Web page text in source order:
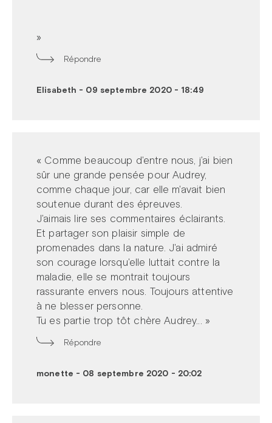
»
Répondre
Elisabeth - 09 septembre 2020 - 18:49
« Comme beaucoup d'entre nous, j'ai bien
sûr une grande pensée pour Audrey,
comme chaque jour, car elle m'avait bien
soutenue durant des épreuves.
J'aimais lire ses commentaires éclairants.
Et partager son plaisir simple de
promenades dans la nature. J'ai admiré
son courage lorsqu'elle luttait contre la
maladie, elle se montrait toujours
rassurante envers nous. Toujours attentive
à ne blesser personne.
Tu es partie trop tôt chère Audrey... »
Répondre
monette - 08 septembre 2020 - 20:02